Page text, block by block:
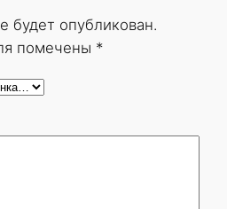
будет опубликован.
помечены *